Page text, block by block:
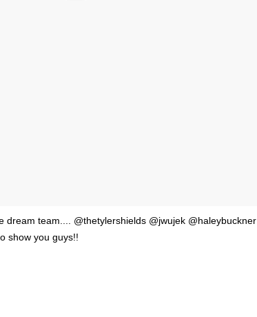
dream team.... @thetylershields @jwujek @haleybuckner
show you guys!!